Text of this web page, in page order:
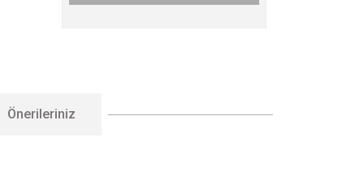
Önerileriniz